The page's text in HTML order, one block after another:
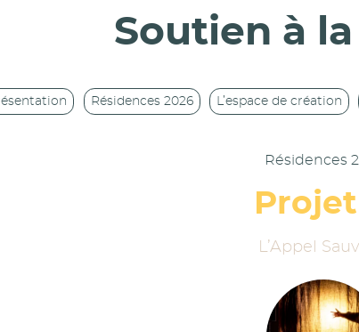
Soutien à
Résidences 2026 L’espace de création
Résidences
L’Appel